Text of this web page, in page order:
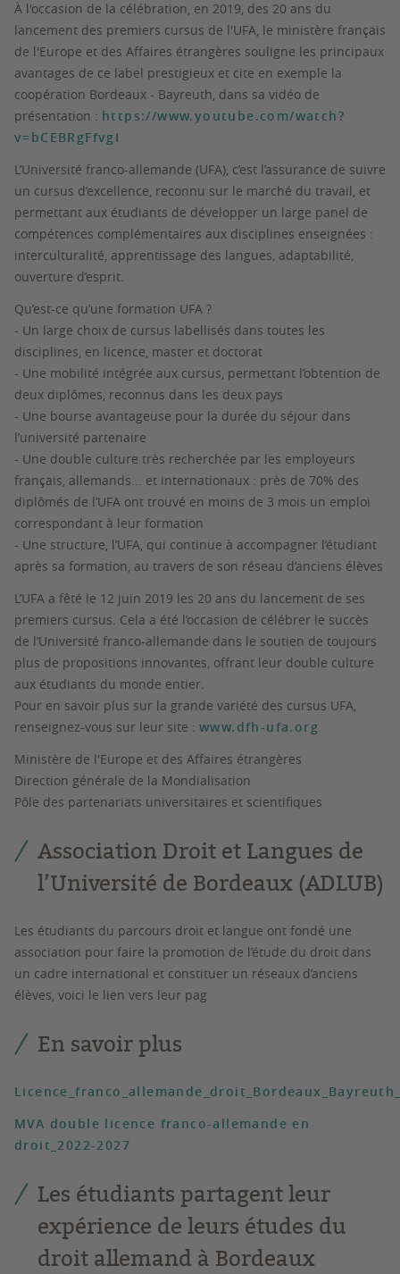
À l'occasion de la célébration, en 2019, des 20 ans du
lancement des premiers cursus de l'UFA, le ministère français
de l'Europe et des Affaires étrangères souligne les principaux
avantages de ce label prestigieux et cite en exemple la
coopération Bordeaux - Bayreuth, dans sa vidéo de
présentation : https://www.youtube.com/watch?
v=bCEBRgFfvgI
L’Université franco-allemande (UFA), c’est l’assurance de suivre
un cursus d’excellence, reconnu sur le marché du travail, et
permettant aux étudiants de développer un large panel de
compétences complémentaires aux disciplines enseignées :
interculturalité, apprentissage des langues, adaptabilité,
ouverture d’esprit.
Qu’est-ce qu’une formation UFA ?
- Un large choix de cursus labellisés dans toutes les
disciplines, en licence, master et doctorat
- Une mobilité intégrée aux cursus, permettant l’obtention de
deux diplômes, reconnus dans les deux pays
- Une bourse avantageuse pour la durée du séjour dans
l’université partenaire
- Une double culture très recherchée par les employeurs
français, allemands... et internationaux : près de 70% des
diplômés de l’UFA ont trouvé en moins de 3 mois un emploi
correspondant à leur formation
- Une structure, l’UFA, qui continue à accompagner l’étudiant
après sa formation, au travers de son réseau d’anciens élèves
L’UFA a fêté le 12 juin 2019 les 20 ans du lancement de ses
premiers cursus. Cela a été l’occasion de célébrer le succès
de l’Université franco-allemande dans le soutien de toujours
plus de propositions innovantes, offrant leur double culture
aux étudiants du monde entier.
Pour en savoir plus sur la grande variété des cursus UFA,
renseignez-vous sur leur site : www.dfh-ufa.org
Ministère de l'Europe et des Affaires étrangères
Direction générale de la Mondialisation
Pôle des partenariats universitaires et scientifiques
Association Droit et Langues de
l’Université de Bordeaux (ADLUB)
Les étudiants du parcours droit et langue ont fondé une
association pour faire la promotion de l’étude du droit dans
un cadre international et constituer un réseaux d’anciens
élèves, voici le lien vers leur pag
En savoir plus
MVA double licence franco-allemande en
droit_2022-2027
Les étudiants partagent leur
expérience de leurs études du
droit allemand à Bordeaux